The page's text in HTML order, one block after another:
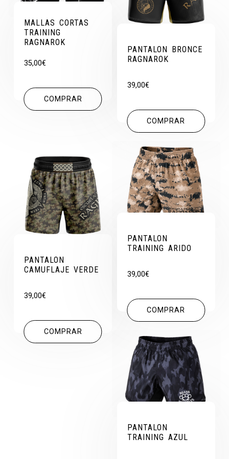
MALLAS CORTAS
TRAINING
RAGNAROK
35,00€
COMPRAR
PANTALON BRONCE
RAGNAROK
39,00€
COMPRAR
PANTALON
CAMUFLAJE VERDE
39,00€
COMPRAR
PANTALON
TRAINING ARIDO
39,00€
COMPRAR
PANTALON
TRAINING AZUL